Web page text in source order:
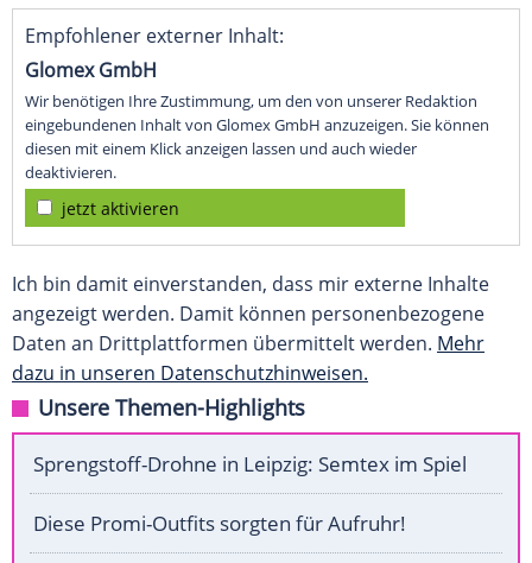
Empfohlener externer Inhalt:
Glomex GmbH
Wir benötigen Ihre Zustimmung, um den von unserer Redaktion
eingebundenen Inhalt von Glomex GmbH anzuzeigen. Sie können
diesen mit einem Klick anzeigen lassen und auch wieder
deaktivieren.
jetzt aktivieren
Ich bin damit einverstanden, dass mir externe Inhalte
angezeigt werden. Damit können personenbezogene
Daten an Drittplattformen übermittelt werden. Mehr
dazu in unseren Datenschutzhinweisen.
Unsere Themen-Highlights
Sprengstoff-Drohne in Leipzig: Semtex im Spiel
Diese Promi-Outfits sorgten für Aufruhr!